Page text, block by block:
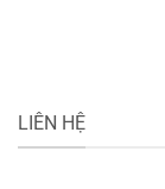
LIÊN HỆ